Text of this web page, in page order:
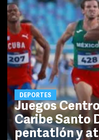
DEPORTES
Juegos
Caribe Santo
pentatlón y